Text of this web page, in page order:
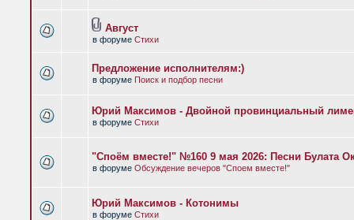
Август
в форуме Стихи
Предложение исполнителям:)
в форуме Поиск и подбор песни
Юрий Максимов - Двойной провинциальный
в форуме Стихи
"Споём вместе!" №160 9 мая 2026: Песни Булата
в форуме Обсуждение вечеров "Споем вместе!"
Юрий Максимов - Котонимы
в форуме Стихи